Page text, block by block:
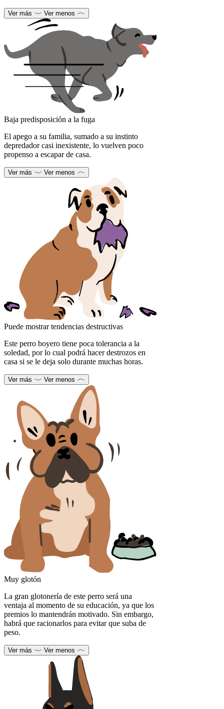
Ver más Ver menos
Baja predisposición a la fuga
El apego a su familia, sumado a su instinto
depredador casi inexistente, lo vuelven poco
propenso a escapar de casa.
Ver más Ver menos
Puede mostrar tendencias destructivas
Este perro boyero tiene poca tolerancia a la
soledad, por lo cual podrá hacer destrozos en
casa si se le deja solo durante muchas horas.
Ver más Ver menos
Muy glotón
La gran glotonería de este perro será una
ventaja al momento de su educación, ya que los
premios lo mantendrán motivado. Sin embargo,
habrá que racionarlos para evitar que suba de
peso.
Ver más Ver menos